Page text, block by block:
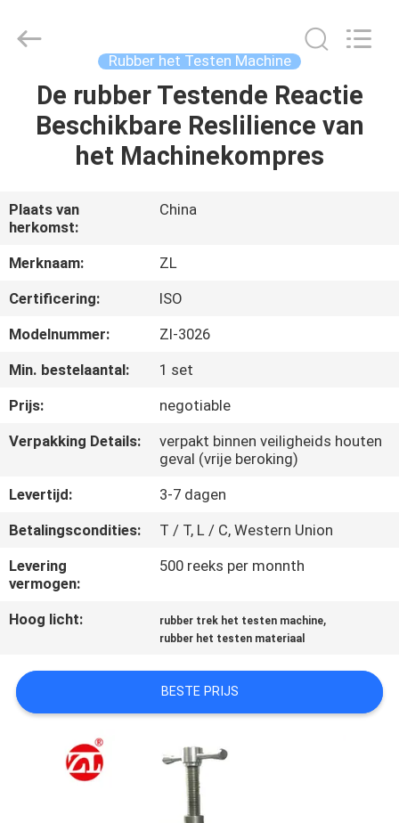
HUIS
PRODUCTEN
VIDEOS
ONGEVEER
ONS
KWALITEITSCONTROLE
CONTACTEER
ONS
NIEUWS
VERZOEK
CITAAT
SHOW
Technology
Rubber het Testen Machine
De rubber Testende Reactie
Beschikbare Reslilience van
het Machinekompres
Plaats van
herkomst:
China
Merknaam:
ZL
Certificering:
ISO
Modelnummer:
Zl-3026
Min. bestelaantal:
1 set
Prijs:
negotiable
Verpakking Details:
verpakt binnen veiligheids houten
geval (vrije beroking)
Levertijd:
3-7 dagen
Betalingscondities:
T / T, L / C, Western Union
Levering
vermogen:
500 reeks per monnth
Hoog licht: rubber trek het testen machine,
rubber het testen materiaal
BESTE PRIJS